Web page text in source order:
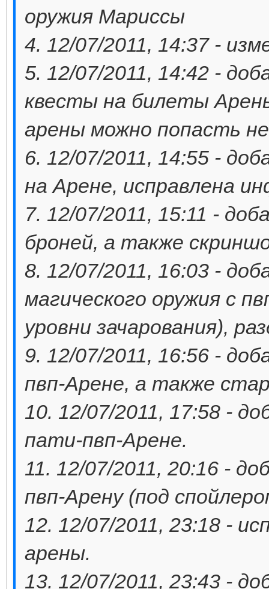
оружия Мариссы
4. 12/07/2011, 14:37 -
5. 12/07/2011, 14:42 -
квесты на билеты
арены можно попасть
6. 12/07/2011, 14:55 -
на Арене, исправлена
7. 12/07/2011, 15:11 -
броней, а также
8. 12/07/2011, 16:03 -
магического оружия с
уровни зачарования),
9. 12/07/2011, 16:56 -
пвп-Арене, а также
10. 12/07/2011, 17:58 -
пати-пвп-Арене.
11. 12/07/2011, 20:16 -
пвп-Арену (под
12. 12/07/2011, 23:18 -
арены.
13. 12/07/2011, 23:43 -